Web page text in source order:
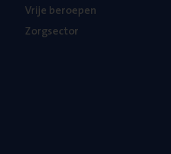
Vrije beroe­pen
Zorg­sec­tor